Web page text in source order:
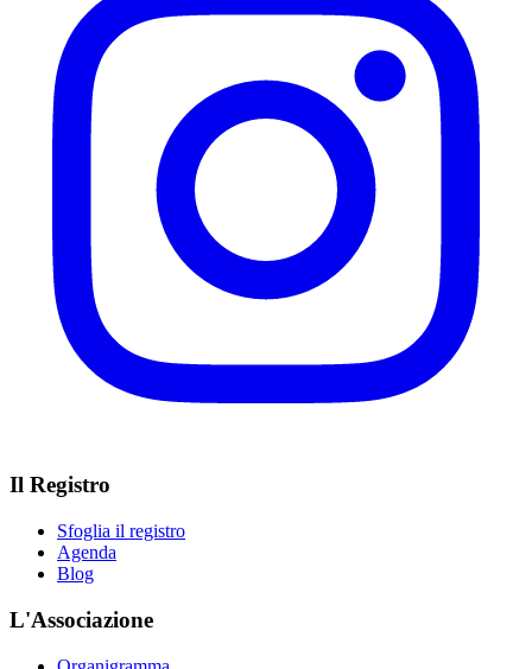
Il Registro
Sfoglia il registro
Agenda
Blog
L'Associazione